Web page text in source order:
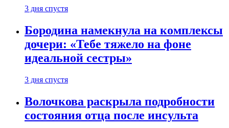
3 дня спустя
Бородина намекнула на комплексы
дочери: «Тебе тяжело на фоне
идеальной сестры»
3 дня спустя
Волочкова раскрыла подробности
состояния отца после инсульта